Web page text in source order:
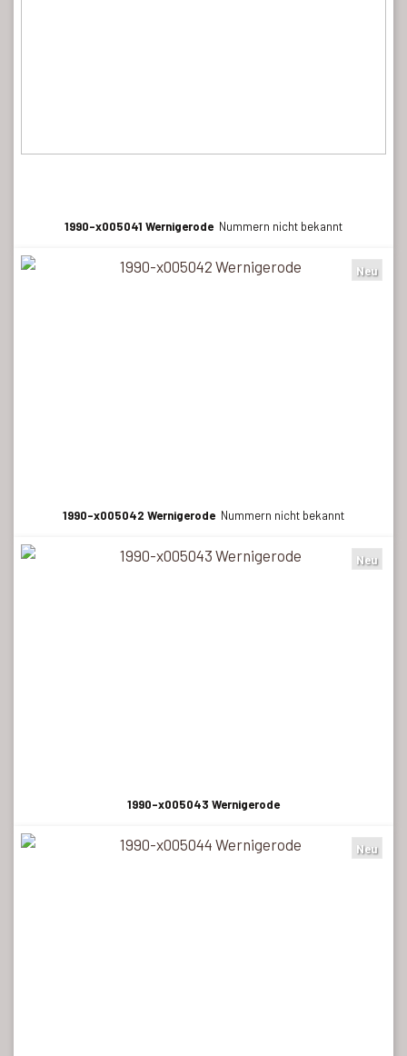
1990-x005041 Wernigerode Nummern nicht bekannt
Neu
1990-x005042 Wernigerode Nummern nicht bekannt
Neu
1990-x005043 Wernigerode
Neu